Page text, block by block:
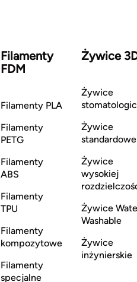
Filamenty
FDM
Filamenty PLA
Filamenty
PETG
Filamenty
ABS
Filamenty
TPU
Filamenty
kompozytowe
Filamenty
specjalne
Żywice
Żywice
Żywice
standardowe
Żywice
wysokiej
Żywice
Washable
Żywice
inżynierskie